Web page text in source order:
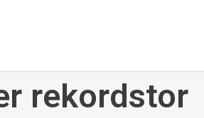
rekordstor